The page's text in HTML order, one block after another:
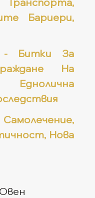
Бариери,
Битки За
На
Нова